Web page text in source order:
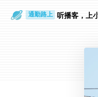
通勤路上 听播客，上